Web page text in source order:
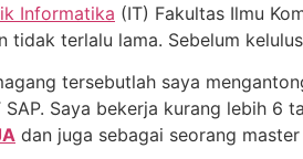
Informatika (IT) Fakultas Ilmu
terlalu lama. Sebelum
tersebutlah saya
Saya bekerja kurang lebih 6
dan juga sebagai seorang